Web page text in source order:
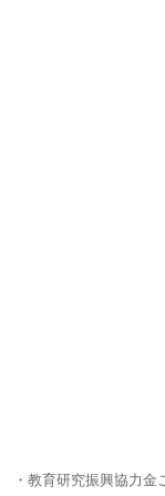
・教育研究振興協力金